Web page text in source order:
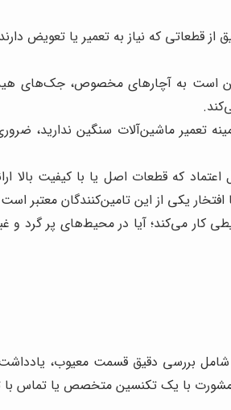
از قطعاتی که نیاز به تعمیر یا تعویض
است به آچارهای مخصوص، جک‌های
تعمیر ماشین‌آلات سنگین
اعتماد که قطعات اصل یا با کیفیت
افتخار یکی از این تامین‌کنندگان معتبر
کار می‌کند؛ آیا در محیط‌های پر گرد و
شامل بررسی دقیق قسمت معیوب،
با یک تکنسین متخصص یا تماس با